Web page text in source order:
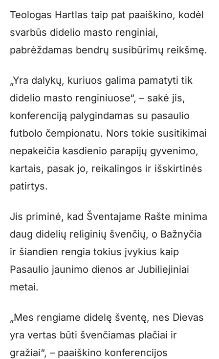
Teologas Hartlas taip pat paaiškino, kodėl
svarbūs didelio masto renginiai,
pabrėždamas bendrų susibūrimų reikšmę.
„Yra dalykų, kuriuos galima pamatyti tik
didelio masto renginiuose“, – sakė jis,
konferenciją palygindamas su pasaulio
futbolo čempionatu. Nors tokie susitikimai
nepakeičia kasdienio parapijų gyvenimo,
kartais, pasak jo, reikalingos ir išskirtinės
patirtys.
Jis priminė, kad Šventajame Rašte minima
daug didelių religinių švenčių, o Bažnyčia
ir šiandien rengia tokius įvykius kaip
Pasaulio jaunimo dienos ar Jubiliejiniai
metai.
„Mes rengiame didelę šventę, nes Dievas
yra vertas būti švenčiamas plačiai ir
gražiai“, – paaiškino konferencijos